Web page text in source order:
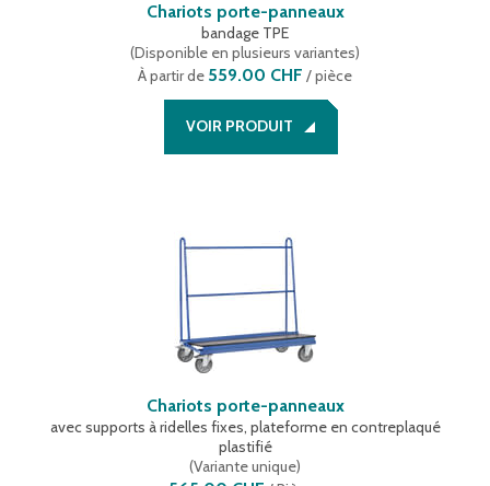
Chariots porte-panneaux
bandage TPE
(Disponible en plusieurs variantes)
À partir de 559.00 CHF / pièce
VOIR PRODUIT
Chariots porte-panneaux
avec supports à ridelles fixes, plateforme en contreplaqué
plastifié
(Variante unique)